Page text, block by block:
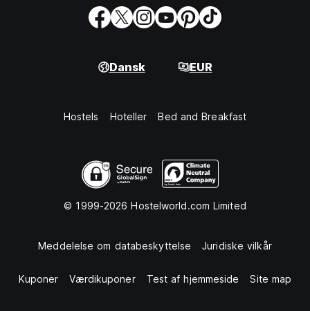
Dansk EUR
Hostels Hoteller Bed and Breakfast
© 1999-2026 Hostelworld.com Limited
Meddelelse om databeskyttelse Juridiske vilkår
Kuponer Værdikuponer Test af hjemmeside Site map